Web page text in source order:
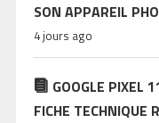
SON APPAREIL
4 jours ago
GOOGLE PIXEL
FICHE TECHNIQUE